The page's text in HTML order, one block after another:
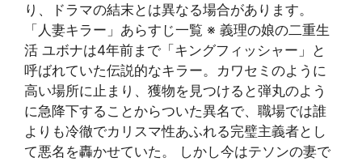
り、ドラマの結末とは異なる場合があります。
「人妻キラー」あらすじ一覧 ※ 義理の娘の二重生
活 ユボナは4年前まで「キングフィッシャー」と
呼ばれていた伝説的なキラー。カワセミのように
高い場所に止まり、獲物を見つけると弾丸のよう
に急降下することからついた異名で、職場では誰
よりも冷徹でカリスマ性あふれる完璧主義者とし
て悪名を轟かせていた。 しかし今はテソンの妻で